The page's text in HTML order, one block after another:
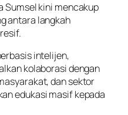
Sumsel kini mencakup
antara langkah
intelijen,
kolaborasi dengan
dan sektor
edukasi masif kepada